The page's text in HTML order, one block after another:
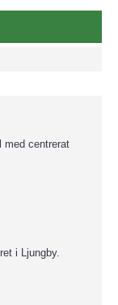
med centrerat
i Ljungby.